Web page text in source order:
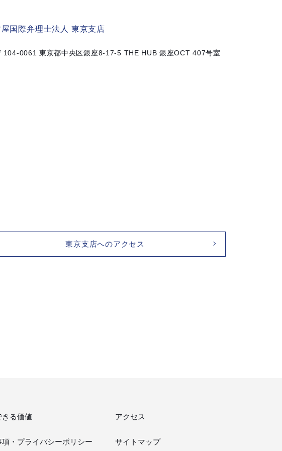
国際弁理士法人 東京支店
104-0061 東京都中央区銀座8-17-5 THE HUB 銀座OCT 407号室
東京支店へのアクセス
きる価値
・ プライバシーポリシー
アクセス
サイトマップ